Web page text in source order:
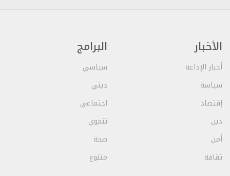
الأخبار
أخبار الإذاعة
سياسة
إقتصاد
دين
أمن
ثقافة
البرامج
سياسي
ديني
اجتماعي
تنموي
صحة
متنوع